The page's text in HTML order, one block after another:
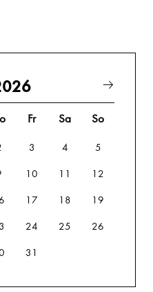
Fr Sa So
3 4 5
10 11 12
17 18 19
24 25 26
31